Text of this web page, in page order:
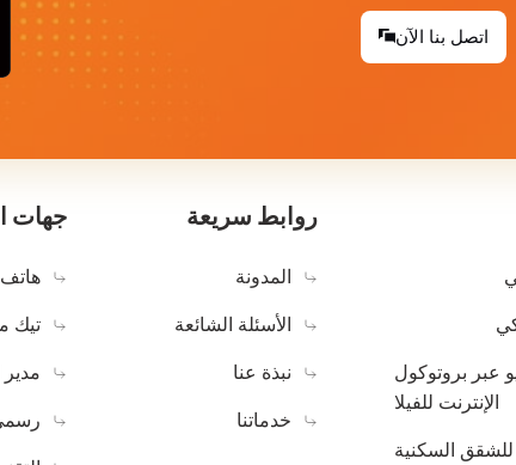
اتصل بنا الآن
عبر بروتوكول
الإنترنت للفيلا
للشقق السكنية
روابط سريعة
المدونة
الأسئلة الشائعة
نبذة عنا
خدماتنا
جهات
هاتف
تيك
مدير